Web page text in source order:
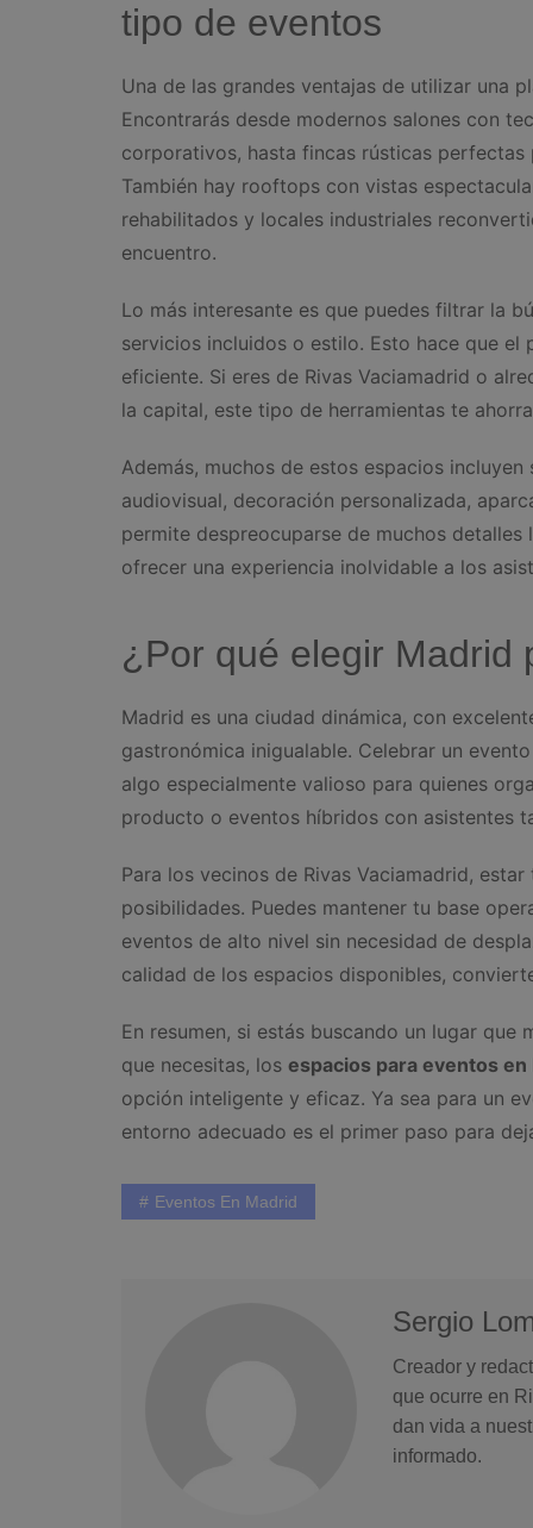
tipo de eventos
Una de las grandes ventajas de utilizar una
Encontrarás desde modernos salones con
corporativos, hasta fincas rústicas
También hay rooftops con vistas
rehabilitados y locales industriales
encuentro.
Lo más interesante es que puedes filtrar la
servicios incluidos o estilo. Esto hace que
eficiente. Si eres de Rivas Vaciamadrid o
la capital, este tipo de herramientas te
Además, muchos de estos espacios
audiovisual, decoración personalizada,
permite despreocuparse de muchos
ofrecer una experiencia inolvidable a los
¿Por qué elegir Madrid
Madrid es una ciudad dinámica, con
gastronómica inigualable. Celebrar un
algo especialmente valioso para quienes
producto o eventos híbridos con asistentes
Para los vecinos de Rivas Vaciamadrid,
posibilidades. Puedes mantener tu base
eventos de alto nivel sin necesidad de
calidad de los espacios disponibles,
En resumen, si estás buscando un lugar
que necesitas, los espacios para eventos en
opción inteligente y eficaz. Ya sea para un
entorno adecuado es el primer paso para
Eventos En Madrid
Sergio
Creador y
que ocurre en
dan vida a
informado.